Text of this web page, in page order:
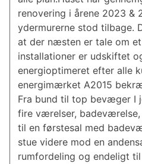
renovering i årene 2023 &
ydermurerne stod tilbage.
at der næsten er tale om
installationer er udskiftet
energioptimeret efter alle
energimærket A2015
Fra bund til top bevæger I
fire værelser,
til en førstesal med
stue videre mod en
rumfordeling og endeligt